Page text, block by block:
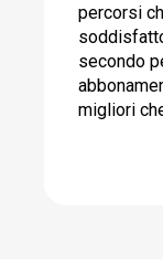
percorsi
secondo
migliori